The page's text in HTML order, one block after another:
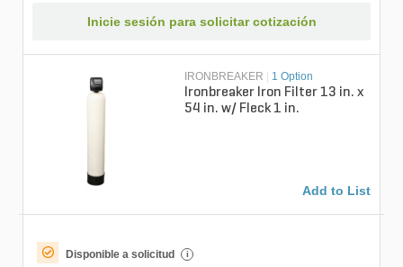
Inicie sesión para solicitar cotización
IRONBREAKER 1 Option
Ironbreaker Iron Filter 13 in. x
54 in. w/ Fleck 1 in.
Add to List
Disponible a solicitud i